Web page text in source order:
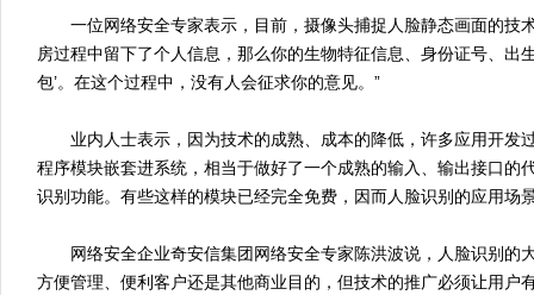
一位网络安全专家表示，目前，摄像头捕捉人脸静态画面的技
房过程中留下了个人信息，那么你的生物特征信息、身份证号、出
包’。在这个过程中，没有人会征求你的意见。”
业内人士表示，因为技术的成熟、成本的降低，许多应用开发
程序模块嵌套进系统，相当于做好了一个成熟的输入、输出接口的
识别功能。有些这样的模块已经完全免费，因而人脸识别的应用场
网络安全企业奇安信集团网络安全专家陈洪波说，人脸识别的
方便管理、便利客户还是其他商业目的，但技术的推广必须让用户